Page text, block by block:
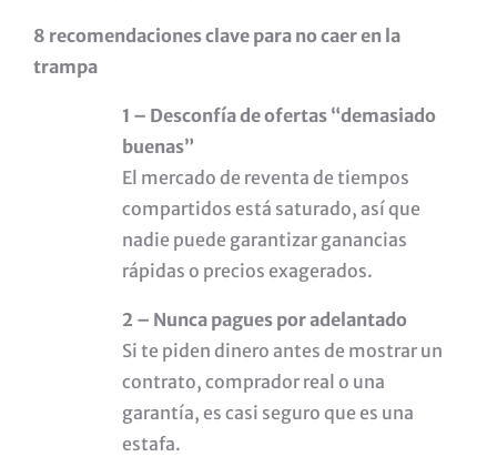
8 recomendaciones clave para no caer en la
trampa
1 – Desconfía de ofertas “demasiado
buenas”
El mercado de reventa de tiempos
compartidos está saturado, así que
nadie puede garantizar ganancias
rápidas o precios exagerados.
2 – Nunca pagues por adelantado
Si te piden dinero antes de mostrar un
contrato, comprador real o una
garantía, es casi seguro que es una
estafa.